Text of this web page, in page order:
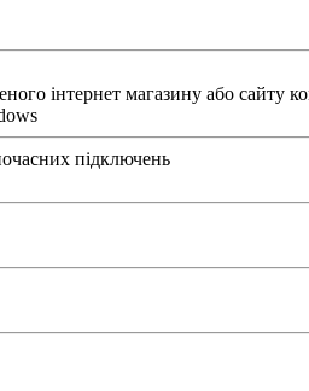
інтернет магазину або сайту
підключень